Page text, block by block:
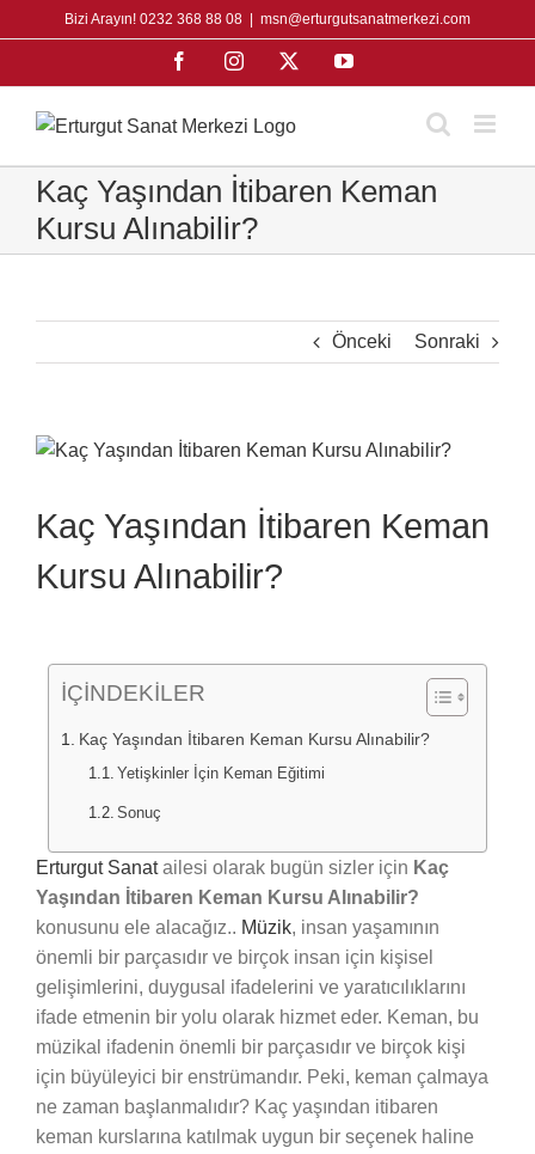
to
Bizi Arayın! 0232 368 88 08 msn@erturgutsanatmerkezi.com
FacebookInstagram YouTube
Kaç Yaşından İtibaren Keman
Kursu Alınabilir?
Önceki Sonraki
View
Kaç Yaşından İtibaren Keman
Kursu Alınabilir?
İÇİNDEKİLER
Kaç Yaşından İtibaren Keman Kursu Alınabilir?
Yetişkinler İçin Keman Eğitimi
Sonuç
Erturgut Sanatailesi olarak bugün sizler için Kaç
Yaşından İtibaren Keman Kursu Alınabilir?
konusunu ele alacağız.. Müzik, insan yaşamının
önemli bir parçasıdır ve birçok insan için kişisel
gelişimlerini, duygusal ifadelerini ve yaratıcılıklarını
ifade etmenin bir yolu olarak hizmet eder. Keman, bu
müzikal ifadenin önemli bir parçasıdır ve birçok kişi
için büyüleyici bir enstrümandır. Peki, keman çalmaya
ne zaman başlanmalıdır? Kaç yaşından itibaren
keman kurslarına katılmak uygun bir seçenek haline